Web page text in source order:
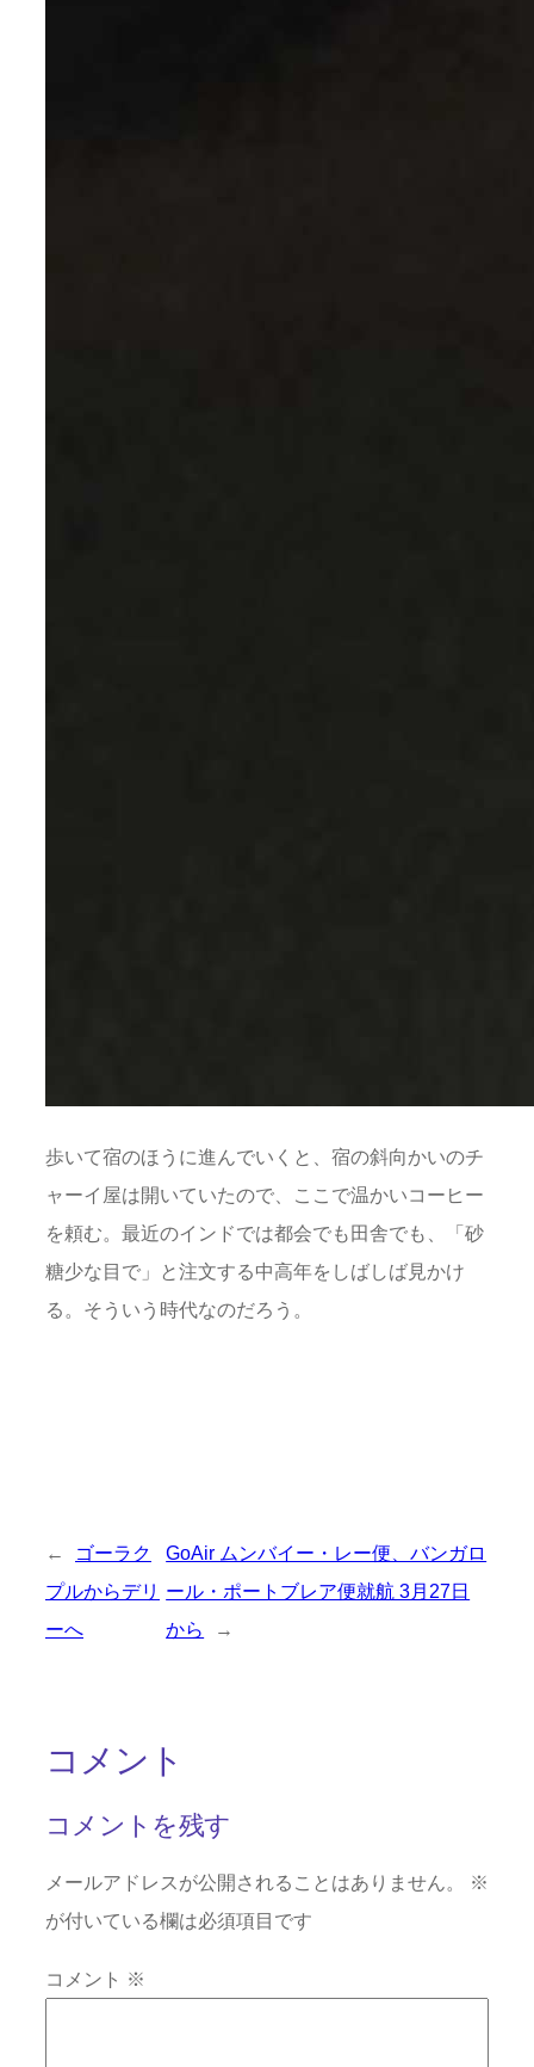
歩いて宿のほうに進んでいくと、宿の斜向かいのチ
ャーイ屋は開いていたので、ここで温かいコーヒー
を頼む。最近のインドでは都会でも田舎でも、「砂
糖少な目で」と注文する中高年をしばしば見かけ
る。そういう時代なのだろう。
←
ゴーラク
プルからデリ
ーへ
GoAir ムンバイー・レー便、バンガロ
ール・ポートブレア便就航 3月27日
から
→
コメント
コメントを残す
メールアドレスが公開されることはありません。
※
が付いている欄は必須項目です
コメント ※